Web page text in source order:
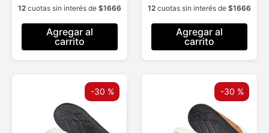
12 cuotas sin interés de $1666
Agregar al
carrito
12 cuotas sin interés de $1666
Agregar al
carrito
-30 % -30 %